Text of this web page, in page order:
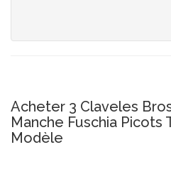
Acheter 3 Claveles
Manche Fuschia
Modèle